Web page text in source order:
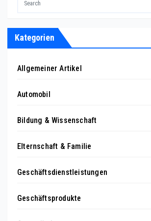
Kategorien
Allgemeiner Artikel
Automobil
Bildung & Wissenschaft
Elternschaft & Familie
Geschäftsdienstleistungen
Geschäftsprodukte